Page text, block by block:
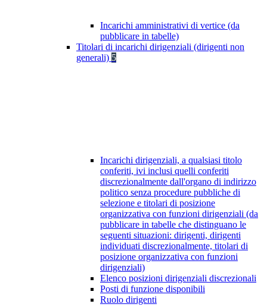
Incarichi amministrativi di vertice (da
pubblicare in tabelle)
Titolari di incarichi dirigenziali (dirigenti non
generali) 5
Incarichi dirigenziali, a qualsiasi titolo
conferiti, ivi inclusi quelli conferiti
discrezionalmente dall'organo di indirizzo
politico senza procedure pubbliche di
selezione e titolari di posizione
organizzativa con funzioni dirigenziali (da
pubblicare in tabelle che distinguano le
seguenti situazioni: dirigenti, dirigenti
individuati discrezionalmente, titolari di
posizione organizzativa con funzioni
dirigenziali)
Elenco posizioni dirigenziali discrezionali
Posti di funzione disponibili
Ruolo dirigenti